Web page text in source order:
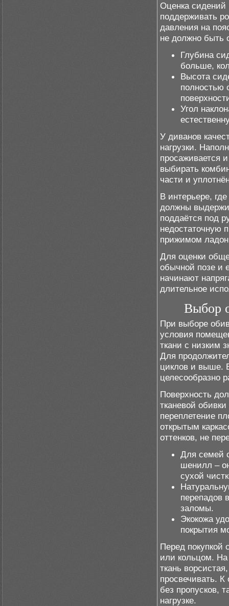
Оценка сидений
поддерживать
давления на
не должно быть
Глубина
больше,
Высота
полностью
Угол
У диванов
нагрузки.
просаживается
выбирать
части и
В интерьере,
должны
поддаётся под
недостаточную
прижимом
Для оценки
обычной позе и
начинают
длительное
Выбор
При выборе
условия
ткани с низким
Для
циклов и выше.
целесообразно
Поверхность
тканевой
переплетение
открытым
оттенков, не
Для семей
шенилл –
сухой
перепадов
заломы.
Экокожа
покрытия
Перед покупкой
или кольцом. На
ткань
просвечивать.
без пропусков,
нагрузке.